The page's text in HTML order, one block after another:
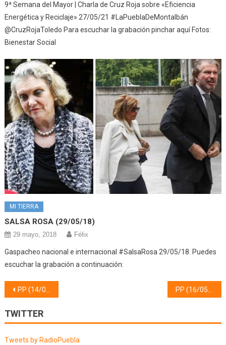
9ª Semana del Mayor | Charla de Cruz Roja sobre «Eficiencia
Energética y Reciclaje» 27/05/21 #LaPueblaDeMontalbán
@CruzRojaToledo Para escuchar la grabación pinchar aquí Fotos:
Bienestar Social
MI TIERRA
SALSA ROSA (29/05/18)
29 mayo, 2018 Félix
Gaspacheo nacional e internacional #SalsaRosa 29/05/18. Puedes
escuchar la grabación a continuación:
Navegación
de
entradas
PP (14/05/23) PP (16/05/23)
TWITTER
Tweets by RadioPuebla